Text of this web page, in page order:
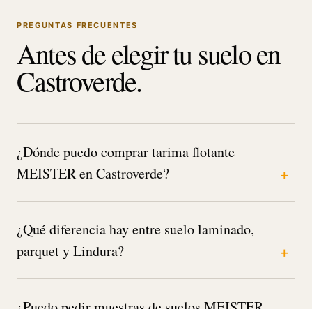
PREGUNTAS FRECUENTES
Antes de elegir tu suelo en
Castroverde.
¿Dónde puedo comprar tarima flotante
MEISTER en Castroverde?
¿Qué diferencia hay entre suelo laminado,
parquet y Lindura?